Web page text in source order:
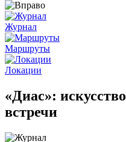
Журнал
Маршруты
Локации
«Диас»:
встречи